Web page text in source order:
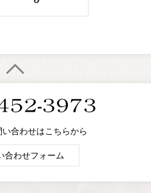
合わせはこちらから
合わせフォーム